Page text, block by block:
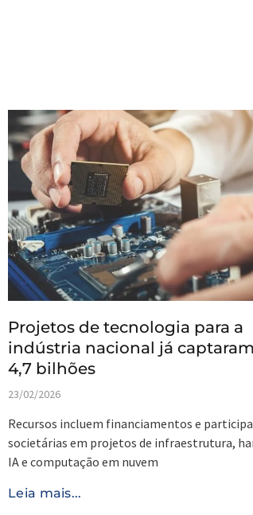
Projetos de tecnologia para a
indústria nacional já
4,7 bilhões
23/02/2026
Recursos incluem financiamentos e
societárias em projetos de infraestrutura,
IA e computação em nuvem
Leia mais...